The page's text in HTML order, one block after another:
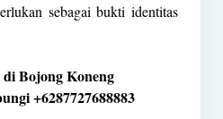
sebagai bukti identitas
Bojong Koneng
+6287727688883